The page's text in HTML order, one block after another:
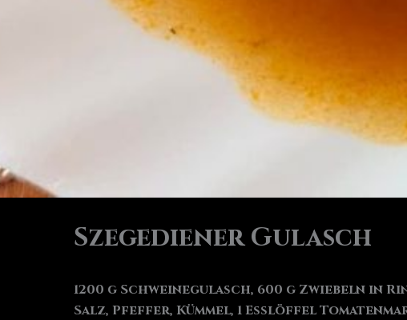
Szegediener Gulasch
1200 g Schweinegulasch, 600 g Zwiebeln in
Salz, Pfeffer, Kümmel, 1 Esslöffel